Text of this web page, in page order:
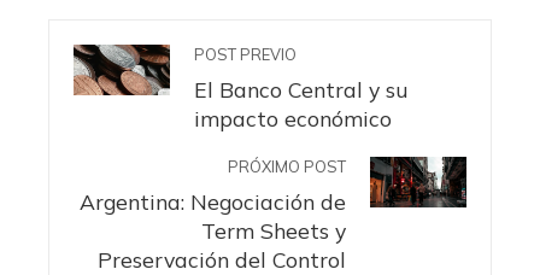
POST PREVIO
El Banco Central y su
impacto económico
PRÓXIMO POST
Argentina: Negociación de
Term Sheets y
Preservación del Control